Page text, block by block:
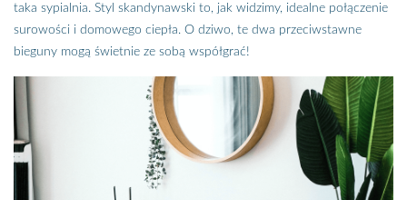
taka sypialnia. Styl skandynawski to, jak widzimy, idealne połączenie
surowości i domowego ciepła. O dziwo, te dwa przeciwstawne
bieguny mogą świetnie ze sobą współgrać!